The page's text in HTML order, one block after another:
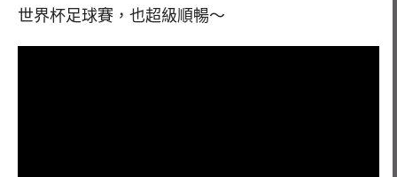
世界杯足球賽，也超級順暢～